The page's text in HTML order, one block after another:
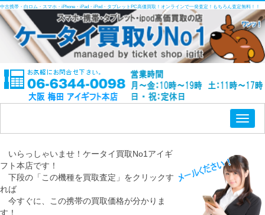
中古携帯・白ロム・スマホ・iPhone・iPad・iPod・タブレットPC高価買取！オンラインで一発査定！もちろん査定無料！！
いらっしゃいませ！ケータイ買取No1アイギ
フト本店です！
下段の「この機種を買取査定」をクリックす
れば
今すぐに、この携帯の買取価格が分かりま
す！